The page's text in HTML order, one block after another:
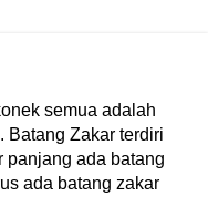
semua adalah
Batang Zakar terdiri
panjang ada batang
ada batang zakar